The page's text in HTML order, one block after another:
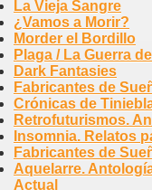
La Vieja Sangre
¿Vamos a Morir?
Morder el Bordillo
Plaga / La Guerra
Dark Fantasies
Fabricantes de
Crónicas de
Retrofuturismos.
Insomnia. Relatos
Fabricantes de
Aquelarre.
Actual